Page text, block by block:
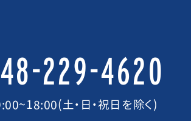
229-4620
土・日・祝日を除く)